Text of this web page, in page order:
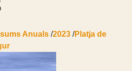
Anuals /2023 /Platja de